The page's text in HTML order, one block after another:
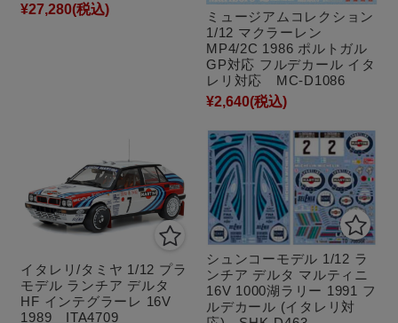
¥27,280(税込)
ミュージアムコレクション
1/12 マクラーレン
MP4/2C 1986 ポルトガル
GP対応 フルデカール イタ
レリ対応 MC-D1086
¥2,640(税込)
イタレリ/タミヤ 1/12 プラ
モデル ランチア デルタ
HF インテグラーレ 16V
1989 ITA4709
シュンコーモデル 1/12 ラ
ンチア デルタ マルティニ
16V 1000湖ラリー 1991 フ
ルデカール (イタレリ対